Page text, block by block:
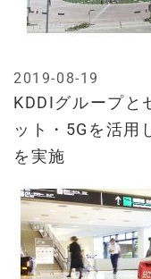
KDDIグループと
ット・5Gを活用
を実施
2019-08-19